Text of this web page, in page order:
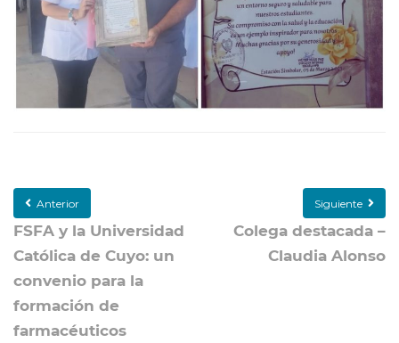
Anterior
FSFA y la Universidad
Católica de Cuyo: un
convenio para la
formación de
farmacéuticos
Siguiente
Colega destacada –
Claudia Alonso